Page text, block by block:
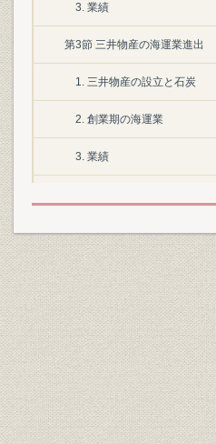
3. 業績
第3節 三井物産の海運業進出
1. 三井物産の設立と石炭
2. 創業期の海運業
3. 業績
第1節 日清・日露戦争と海運業
第2節 大阪商船の発展
1. 経営の近代化
2. 戦争と航路の拡充
3. 業績
第3節 三井物産船舶部の設立